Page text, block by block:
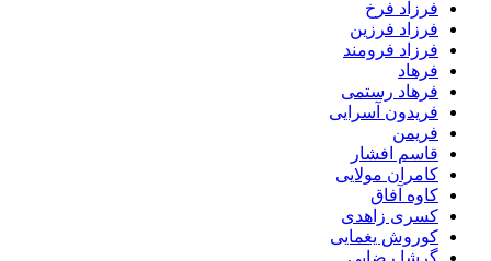
فرزاد فرخ
فرزاد فرزین
فرزاد فرومند
فرهاد
فرهاد رستمی
فریدون آسرایی
فریمن
قاسم افشار
کامران مولایی
کاوه آفاق
کسری زاهدی
کوروش یغمایی
گرشا رضایی